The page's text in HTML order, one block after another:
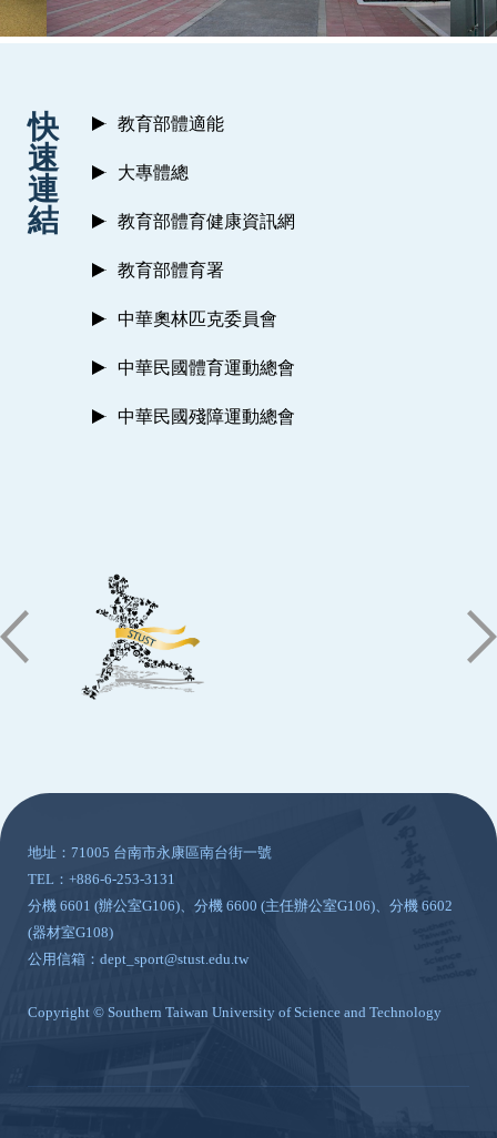
快
速
連
結
教育部體適能
大專體總
教育部體育健康資訊網
教育部體育署
中華奧林匹克委員會
中華民國體育運動總會
中華民國殘障運動總會
地址：71005 台南市永康區南台街一號
TEL：+886-6-253-3131
分機 6601 (辦公室G106)、分機 6600 (主任辦公室G106)、分機 6602
(器材室G108)
公用信箱：dept_sport@stust.edu.tw
Copyright © Southern Taiwan University of Science and Technology